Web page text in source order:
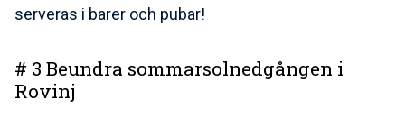
serveras i barer och pubar!
# 3 Beundra sommarsolnedgången i
Rovinj